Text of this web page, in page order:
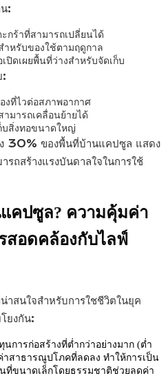
:
ร้าที่สามารถเปลี่ยนได้
ำหรับของใช้ตามฤดูกาล
ปิดเผยพื้นที่ว่างสำหรับจัดเก็บ
:
งที่ไวต่อสภาพอากาศ
มารถเคลื่อนย้ายได้
บสิ่งทอขนาดใหญ่
30% ของพื้นที่บ้านแคปซูล แสดง
ถสร้างแรงบันดาลใจในการใช้
คปซูล? ความคุ้มค่า
สอดคล้องกับไลฟ์
สนใจสำหรับการใชชีวิตในยุค
ยงกัน:
นการก่อสร้างที่ต่ำกว่าอย่างมาก (ต่ำ
าสาธารณูปโภคที่ลดลง ทำให้การเป็น
ที่ขนาดเล็กโดยธรรมชาติช่วยลดค่า